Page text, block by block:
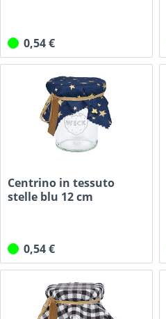
0,54 €
Centrino in tessuto
stelle blu 12 cm
0,54 €